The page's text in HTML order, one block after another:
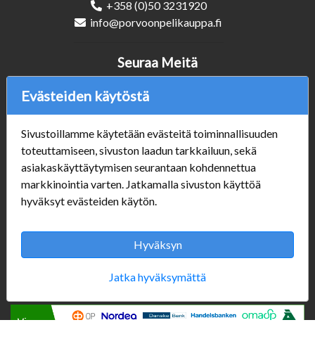
+358 (0)50 3231920
info@porvoonpelikauppa.fi
Verkkokauppa
#Yhteiskuntavastuu
#porvoonsithlord
Tilaus- ja toimitusehdot
ALE TUOTTEET
Seuraa Meitä
Evästeiden käytöstä
Sivustoillamme käytetään evästeitä toiminnallisuuden
toteuttamiseen, sivuston laadun tarkkailuun, sekä
asiakaskäyttäytymisen seurantaan kohdennettua
markkinointia varten. Jatkamalla sivuston käyttöä
hyväksyt evästeiden käytön.
Hyväksyn
Jatka hyväksymättä